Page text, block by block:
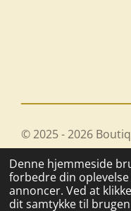
Denne hjemmeside
forbedre din
annoncer. Ved at
dit samtykke til
© 2025 - 2026
Drevet afWebador